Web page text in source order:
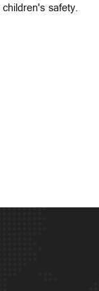
safety.